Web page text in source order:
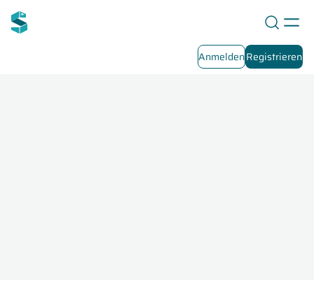
AnmeldenRegistrieren